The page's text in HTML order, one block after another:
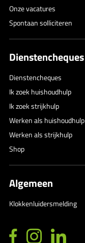
Onze vacatures
Spontaan solliciteren
Dienstencheques
Dienstencheques
Ik zoek huishoudhulp
Ik zoek strijkhulp
Werken als huishoudhulp
Werken als strijkhulp
Shop
Algemeen
Klokkenluidersmelding